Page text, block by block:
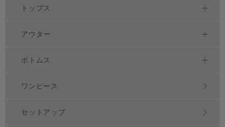
トップス
アウター
ボトムス
ワンピース
セットアップ